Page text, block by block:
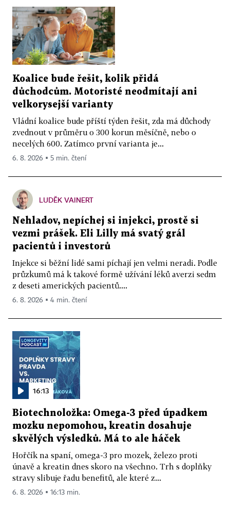
Koalice bude řešit, kolik přidá
důchodcům. Motoristé neodmítají ani
velkorysejší varianty
Vládní koalice bude příští týden řešit, zda má důchody
zvednout v průměru o 300 korun měsíčně, nebo o
necelých 600. Zatímco první varianta je...
6. 8. 2026 ▪ 5 min. čtení
LUDĚK VAINERT
Nehladov, nepíchej si injekci, prostě si
vezmi prášek. Eli Lilly má svatý grál
pacientů i investorů
Injekce si běžní lidé sami píchají jen velmi neradi. Podle
průzkumů má k takové formě užívání léků averzi sedm
z deseti amerických pacientů....
6. 8. 2026 ▪ 4 min. čtení
16:13
Biotechnoložka: Omega-3 před úpadkem
mozku nepomohou, kreatin dosahuje
skvělých výsledků. Má to ale háček
Hořčík na spaní, omega-3 pro mozek, železo proti
únavě a kreatin dnes skoro na všechno. Trh s doplňky
stravy slibuje řadu benefitů, ale které z...
6. 8. 2026 ▪ 16:13 min.